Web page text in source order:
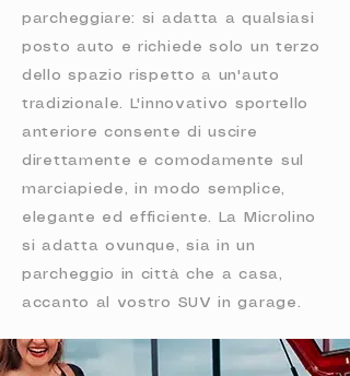
parcheggiare: si adatta a qualsiasi
posto auto e richiede solo un terzo
dello spazio rispetto a un'auto
tradizionale. L'innovativo sportello
anteriore consente di uscire
direttamente e comodamente sul
marciapiede, in modo semplice,
elegante ed efficiente. La Microlino
si adatta ovunque, sia in un
parcheggio in città che a casa,
accanto al vostro SUV in garage.